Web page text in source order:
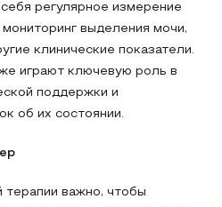
регулярное измерение
выделения мочи,
клинические показатели.
играют ключевую роль в
поддержки и
об их состоянии.
терапии важно, чтобы